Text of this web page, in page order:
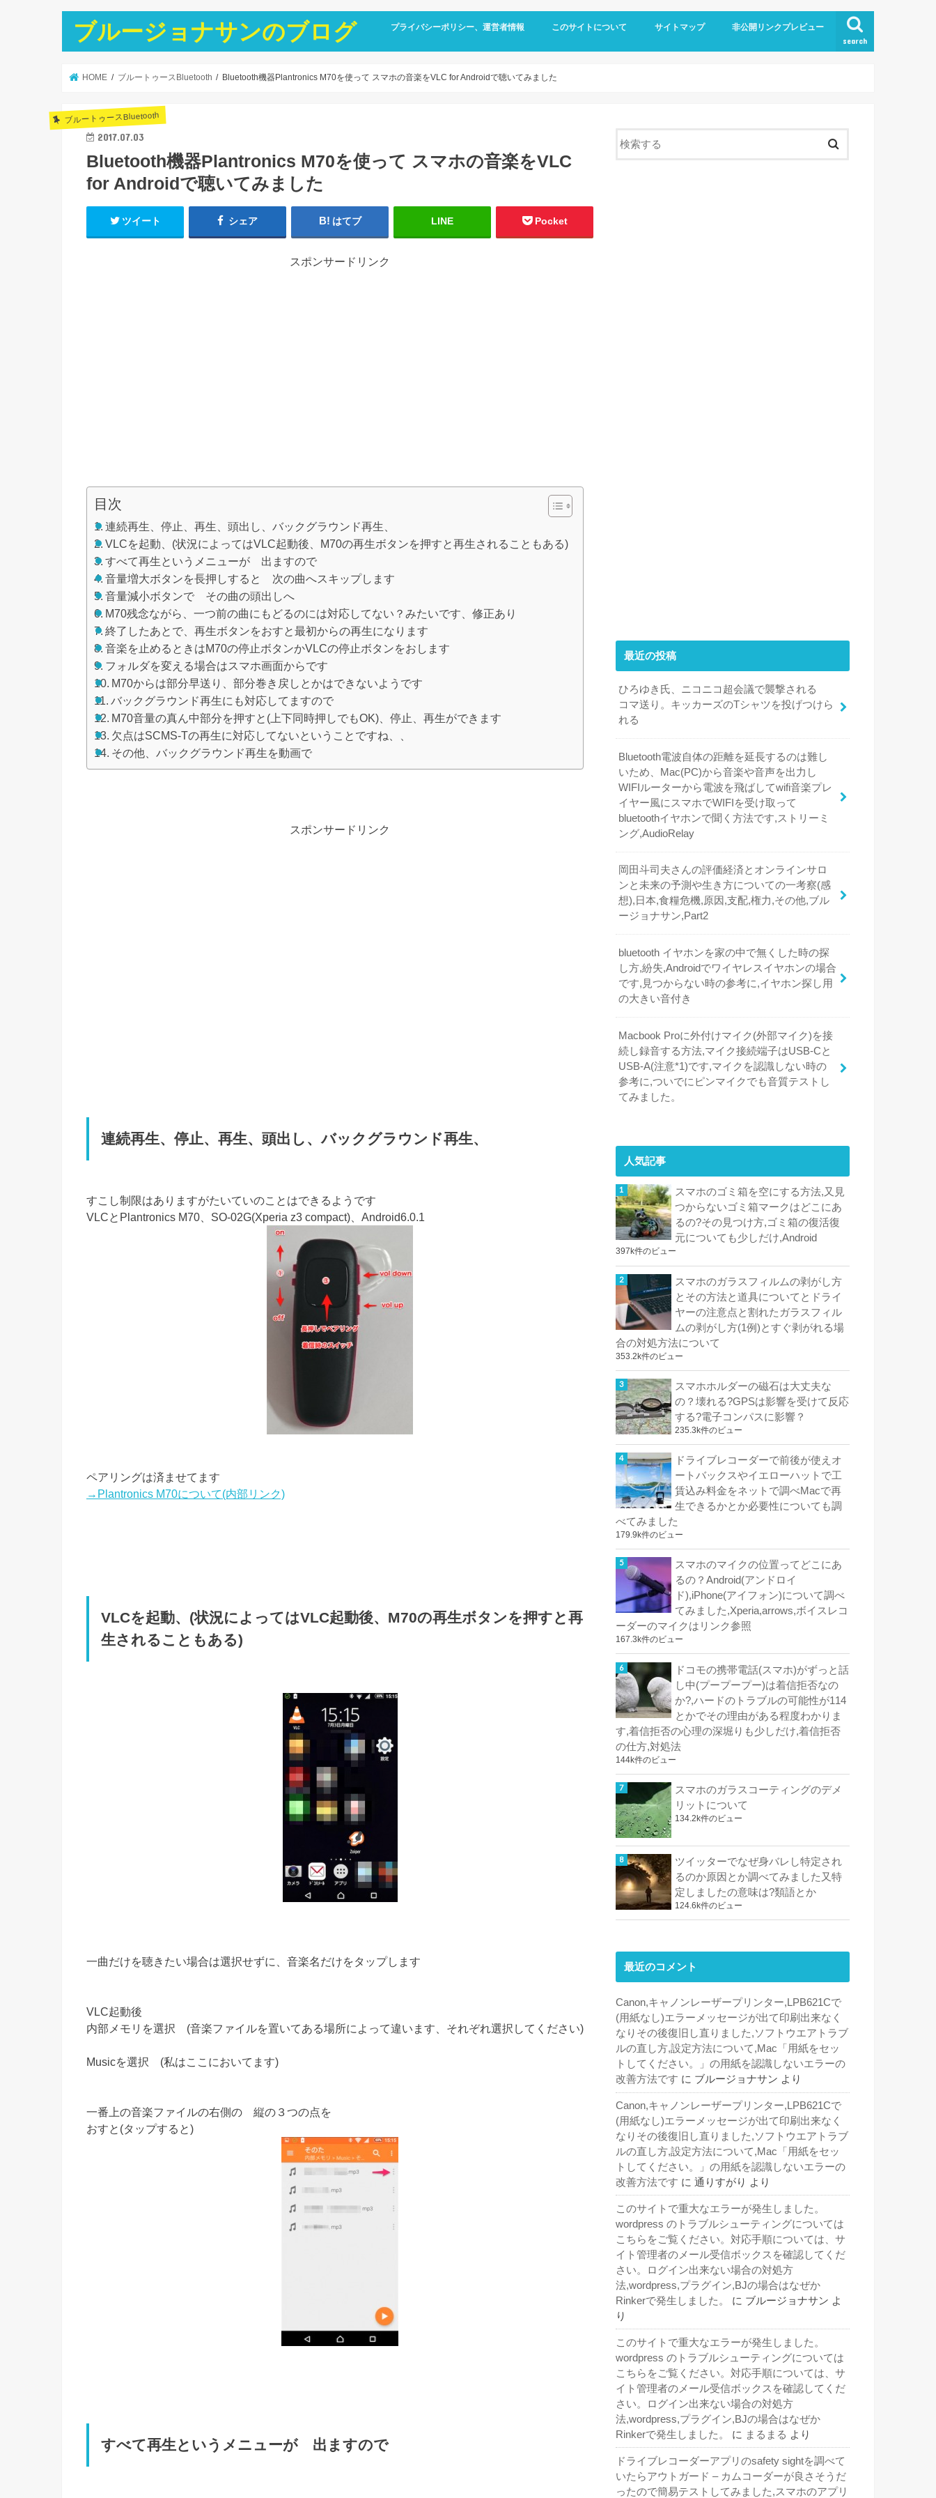
ブルージョナサンのブログ search
プライバシーポリシー、運営者情報 このサイトについて サイトマップ 非公開リンクプレビュー
HOME ブルートゥースBluetooth Bluetooth機器Plantronics M70を使って スマホの音楽をVLC for Androidで聴いてみました
ブルートゥースBluetooth
2017.07.03
Bluetooth機器Plantronics M70を使って スマホの音楽をVLC
for Androidで聴いてみました
ツイート シェア はてブ LINE Pocket
スポンサードリンク
目次
連続再生、停止、再生、頭出し、バックグラウンド再生、
VLCを起動、(状況によってはVLC起動後、M70の再生ボタンを押すと再生されることもある)
すべて再生というメニューが 出ますので
音量増大ボタンを長押しすると 次の曲へスキップします
音量減小ボタンで その曲の頭出しへ
M70残念ながら、一つ前の曲にもどるのには対応してない？みたいです、修正あり
終了したあとで、再生ボタンをおすと最初からの再生になります
音楽を止めるときはM70の停止ボタンかVLCの停止ボタンをおします
フォルダを変える場合はスマホ画面からです
M70からは部分早送り、部分巻き戻しとかはできないようです
バックグラウンド再生にも対応してますので
M70音量の真ん中部分を押すと(上下同時押しでもOK)、停止、再生ができます
欠点はSCMS-Tの再生に対応してないということですね、、
その他、バックグラウンド再生を動画で
スポンサードリンク
連続再生、停止、再生、頭出し、バックグラウンド再生、
すこし制限はありますがたいていのことはできるようです
VLCとPlantronics M70、SO-02G(Xperia z3 compact)、Android6.0.1
ペアリングは済ませてます
→Plantronics M70について(内部リンク)
VLCを起動、(状況によってはVLC起動後、M70の再生ボタンを押すと再
生されることもある)
一曲だけを聴きたい場合は選択せずに、音楽名だけをタップします
VLC起動後
内部メモリを選択 (音楽ファイルを置いてある場所によって違います、それぞれ選択してください)
Musicを選択 (私はここにおいてます)
一番上の音楽ファイルの右側の 縦の３つの点を
おすと(タップすると)
すべて再生というメニューが 出ますので
最近の投稿
ひろゆき氏、ニコニコ超会議で襲撃される
コマ送り。キッカーズのTシャツを投げつけら
れる
Bluetooth電波自体の距離を延長するのは難し
いため、Mac(PC)から音楽や音声を出力し
WIFIルーターから電波を飛ばしてwifi音楽プレ
イヤー風にスマホでWIFIを受け取って
bluetoothイヤホンで聞く方法です,ストリーミ
ング,AudioRelay
岡田斗司夫さんの評価経済とオンラインサロ
ンと未来の予測や生き方についての一考察(感
想),日本,食糧危機,原因,支配,権力,その他,ブル
ージョナサン,Part2
bluetooth イヤホンを家の中で無くした時の探
し方,紛失,Androidでワイヤレスイヤホンの場合
です,見つからない時の参考に,イヤホン探し用
の大きい音付き
Macbook Proに外付けマイク(外部マイク)を接
続し録音する方法,マイク接続端子はUSB-Cと
USB-A(注意*1)です,マイクを認識しない時の
参考に,ついでにピンマイクでも音質テストし
てみました。
人気記事
スマホのゴミ箱を空にする方法,又見
つからないゴミ箱マークはどこにあ
るの?その見つけ方,ゴミ箱の復活復
元についても少しだけ,Android
397k件のビュー
スマホのガラスフィルムの剥がし方
とその方法と道具についてとドライ
ヤーの注意点と割れたガラスフィル
ムの剥がし方(1例)とすぐ剥がれる場
合の対処方法について
353.2k件のビュー
スマホホルダーの磁石は大丈夫な
の？壊れる?GPSは影響を受けて反応
する?電子コンパスに影響？
235.3k件のビュー
ドライブレコーダーで前後が使えオ
ートバックスやイエローハットで工
賃込み料金をネットで調べMacで再
生できるかとか必要性についても調
べてみました
179.9k件のビュー
スマホのマイクの位置ってどこにあ
るの？Android(アンドロイ
ド),iPhone(アイフォン)について調べ
てみました,Xperia,arrows,ボイスレコ
ーダーのマイクはリンク参照
167.3k件のビュー
ドコモの携帯電話(スマホ)がずっと話
し中(プープープー)は着信拒否なの
か?,ハードのトラブルの可能性が114
とかでその理由がある程度わかりま
す,着信拒否の心理の深堀りも少しだけ,着信拒否
の仕方,対処法
144k件のビュー
スマホのガラスコーティングのデメ
リットについて
134.2k件のビュー
ツイッターでなぜ身バレし特定され
るのか原因とか調べてみました又特
定しましたの意味は?類語とか
124.6k件のビュー
最近のコメント
Canon,キャノンレーザープリンター,LPB621Cで
(用紙なし)エラーメッセージが出て印刷出来なく
なりその後復旧し直りました,ソフトウエアトラブ
ルの直し方,設定方法について,Mac「用紙をセッ
トしてください。」の用紙を認識しないエラーの
改善方法です に ブルージョナサン より
Canon,キャノンレーザープリンター,LPB621Cで
(用紙なし)エラーメッセージが出て印刷出来なく
なりその後復旧し直りました,ソフトウエアトラブ
ルの直し方,設定方法について,Mac「用紙をセッ
トしてください。」の用紙を認識しないエラーの
改善方法です に 通りすがり より
このサイトで重大なエラーが発生しました。
wordpress のトラブルシューティングについては
こちらをご覧ください。対応手順については、サ
イト管理者のメール受信ボックスを確認してくだ
さい。ログイン出来ない場合の対処方
法,wordpress,プラグイン,BJの場合はなぜか
Rinkerで発生しました。
に ブルージョナサン よ
り
このサイトで重大なエラーが発生しました。
wordpress のトラブルシューティングについては
こちらをご覧ください。対応手順については、サ
イト管理者のメール受信ボックスを確認してくだ
さい。ログイン出来ない場合の対処方
法,wordpress,プラグイン,BJの場合はなぜか
Rinkerで発生しました。
に まるまる より
ドライブレコーダーアプリのsafety sightを調べて
いたらアウトガード – カムコーダーが良さそうだ
ったので簡易テストしてみました,スマホのアプリ